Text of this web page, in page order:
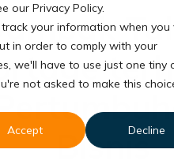
our Privacy Policy.
your information when you
in order to comply with your
we'll have to use just one tiny
not asked to make this
Accept
Decline
Toggle
children
Resources
Bisnis